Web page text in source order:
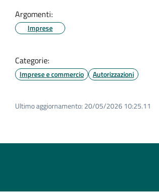
Argomenti:
Imprese
Categorie:
Imprese e commercio Autorizzazioni
Ultimo aggiornamento: 20/05/2026 10:25.11